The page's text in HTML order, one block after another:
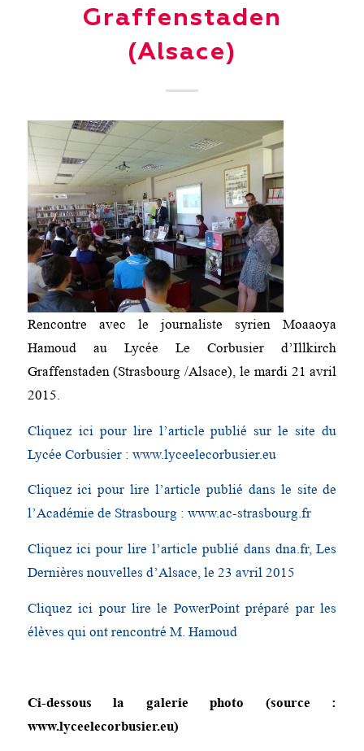
Graffenstaden
(Alsace)
Rencontre avec le journaliste syrien Moaaoya
Hamoud au Lycée Le Corbusier d’Illkirch
Graffenstaden (Strasbourg /Alsace), le mardi 21 avril
2015.
Cliquez ici pour lire l’article publié sur le site du
Lycée Corbusier : www.lyceelecorbusier.eu
Cliquez ici pour lire l’article publié dans le site de
l’Académie de Strasbourg : www.ac-strasbourg.fr
Cliquez ici pour lire l’article publié dans dna.fr, Les
Dernières nouvelles d’Alsace, le 23 avril 2015
Cliquez ici pour lire le PowerPoint préparé par les
élèves qui ont rencontré M. Hamoud
Ci-dessous la galerie photo (source :
www.lyceelecorbusier.eu)